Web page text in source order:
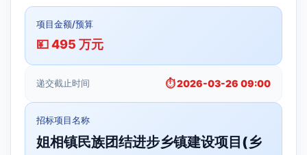
项目金额/预算
💴 495 万元
递交截止时间 ⏱️ 2026-03-26 09:00
招标项目名称
姐相镇民族团结进步乡镇建设项目(乡